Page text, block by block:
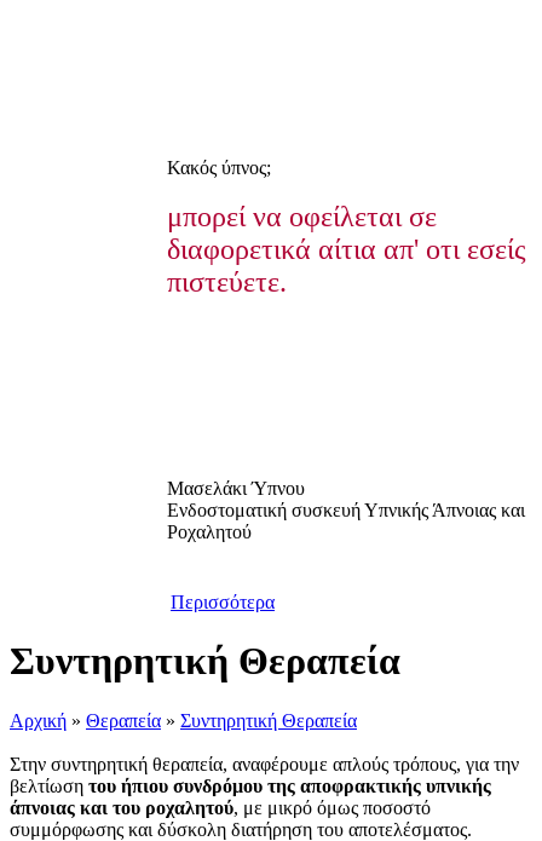
Κακός ύπνος;
μπορεί να οφείλεται σε
διαφορετικά αίτια απ' οτι εσείς
πιστεύετε.
Μασελάκι Ύπνου
Ενδοστοματική συσκευή Υπνικής Άπνοιας και
Ροχαλητού
Περισσότερα
Συντηρητική Θεραπεία
Αρχική » Θεραπεία » Συντηρητική Θεραπεία
Στην συντηρητική θεραπεία, αναφέρουμε απλούς τρόπους, για την
βελτίωση του ήπιου συνδρόμου της αποφρακτικής υπνικής
άπνοιας και του ροχαλητού, με μικρό όμως ποσοστό
συμμόρφωσης και δύσκολη διατήρηση του αποτελέσματος.